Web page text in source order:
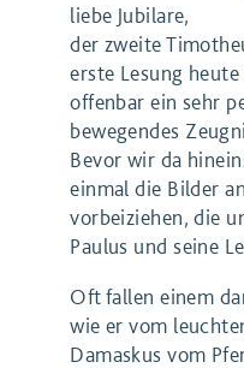
liebe Jubilare,
der zweite
erste Lesung
offenbar ein sehr
bewegendes
Bevor wir da
einmal die Bilder
vorbeiziehen, die
Paulus und seine
Oft fallen einem
wie er vom
Damaskus vom